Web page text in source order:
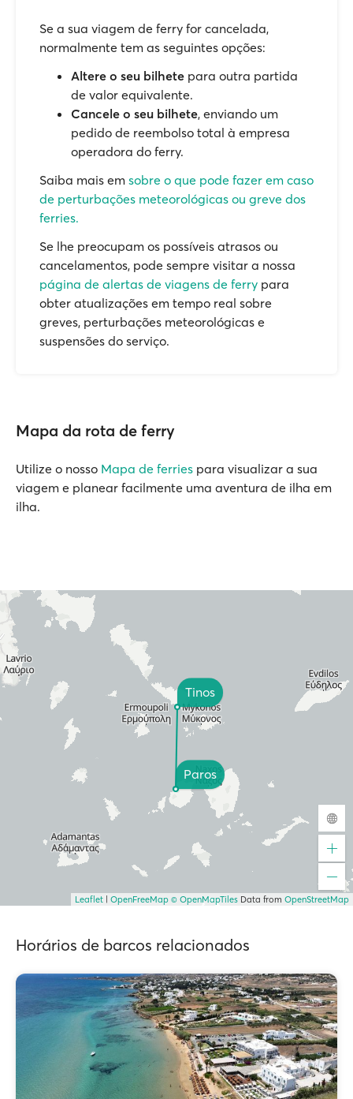
Se a sua viagem de ferry for cancelada,
normalmente tem as seguintes opções:
Altere o seu bilhete para outra partida
de valor equivalente.
Cancele o seu bilhete, enviando um
pedido de reembolso total à empresa
operadora do ferry.
Saiba mais em sobre o que pode fazer em caso
de perturbações meteorológicas ou greve dos
ferries.
Se lhe preocupam os possíveis atrasos ou
cancelamentos, pode sempre visitar a nossa
página de alertas de viagens de ferry para
obter atualizações em tempo real sobre
greves, perturbações meteorológicas e
suspensões do serviço.
Mapa da rota de ferry
Utilize o nosso Mapa de ferries para visualizar a sua
viagem e planear facilmente uma aventura de ilha em
ilha.
Paros
Tinos
Leaflet OpenFreeMap © OpenMapTiles Data from OpenStreetMap
Horários de barcos relacionados